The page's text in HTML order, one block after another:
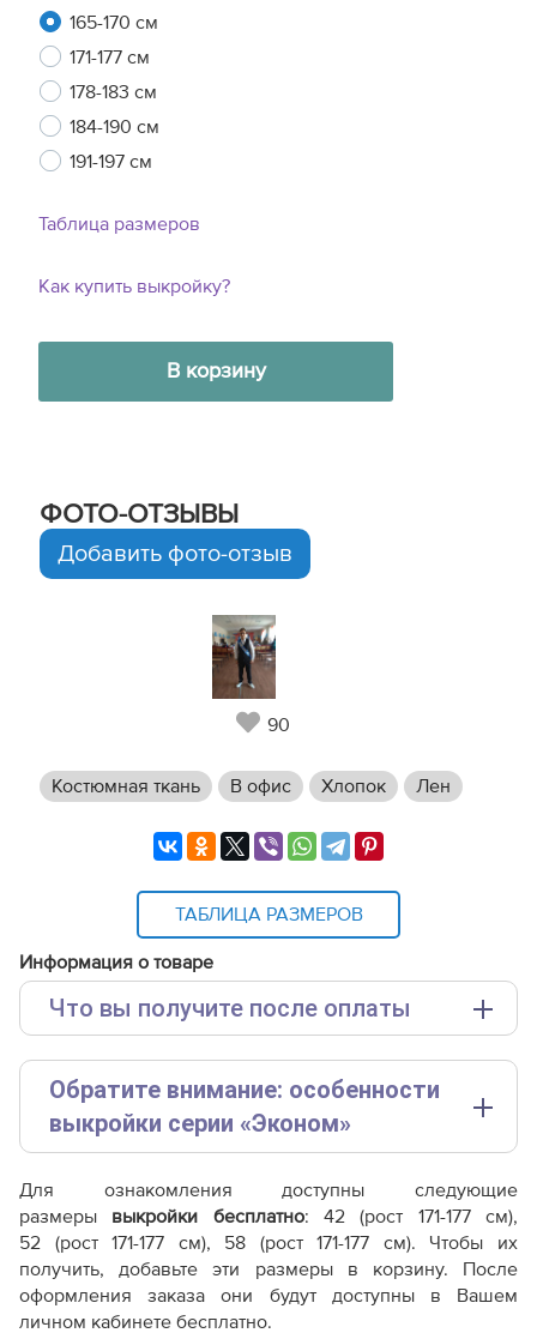
165-170 см
171-177 см
178-183 см
184-190 см
191-197 см
Таблица размеров
Как купить выкройку?
В корзину
ФОТО-ОТЗЫВЫ
Добавить фото-отзыв
90
Костюмная ткань В офис Хлопок Лен
ТАБЛИЦА РАЗМЕРОВ
Информация о товаре
Что вы получите после оплаты
Выкройка PDF для печати на принтере A4 или
плоттере A0 с шириной печати 810мм в зависимости
от выбора формата
Справочник - виды швов
Терминология машинных работ
Терминология ВТО
Дополнение к технологии пошива
Как распечатывать выкройки
Обратите внимание: особенности
выкройки серии «Эконом»
Чтобы покупка оправдала ваши ожидания, пожалуйста,
ознакомьтесь с ключевыми отличиями от наших
стандартных лекал:
Параметр /
Линейка «Эконом»
Для ознакомления доступны следующие
размеры
выкройки бесплатно: 42 (рост 171-177 см),
52
(рост 171-177 см), 58 (рост 171-177 см). Чтобы их
получить, добавьте эти размеры в корзину. После
оформления заказа они будут доступны в Вашем
личном кабинете бесплатно.